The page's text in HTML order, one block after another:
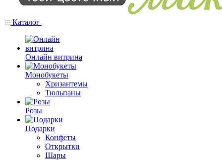
Каталог
Онлайн витрина
Монобукеты
Хризантемы
Тюльпаны
Розы
Подарки
Конфеты
Открытки
Шары